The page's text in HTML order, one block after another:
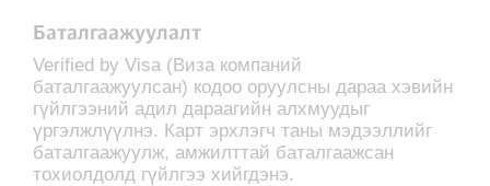
Баталгаажуулалт
Verified by Visa (Визa компаний
баталгаажуулсан) кодоо оруулсны дараа хэвийн
гүйлгээний адил дараагийн алхмуудыг
үргэлжлүүлнэ. Карт эрхлэгч таны мэдээллийг
баталгаажуулж, амжилттай баталгаажсан
тохиолдолд гүйлгээ хийгдэнэ.